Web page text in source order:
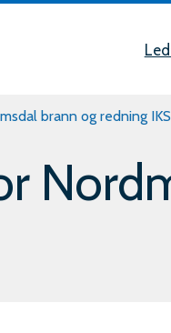
brann og redning IKS